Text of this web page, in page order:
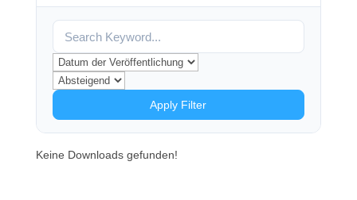
Apply Filter
Keine Downloads gefunden!